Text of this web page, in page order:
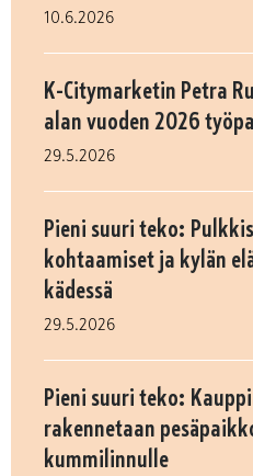
10.6.2026
K-Citymarketin Petra
alan vuoden 2026
29.5.2026
Pieni suuri teko:
kohtaamiset ja kylän
kädessä
29.5.2026
Pieni suuri teko:
rakennetaan
kummilinnulle